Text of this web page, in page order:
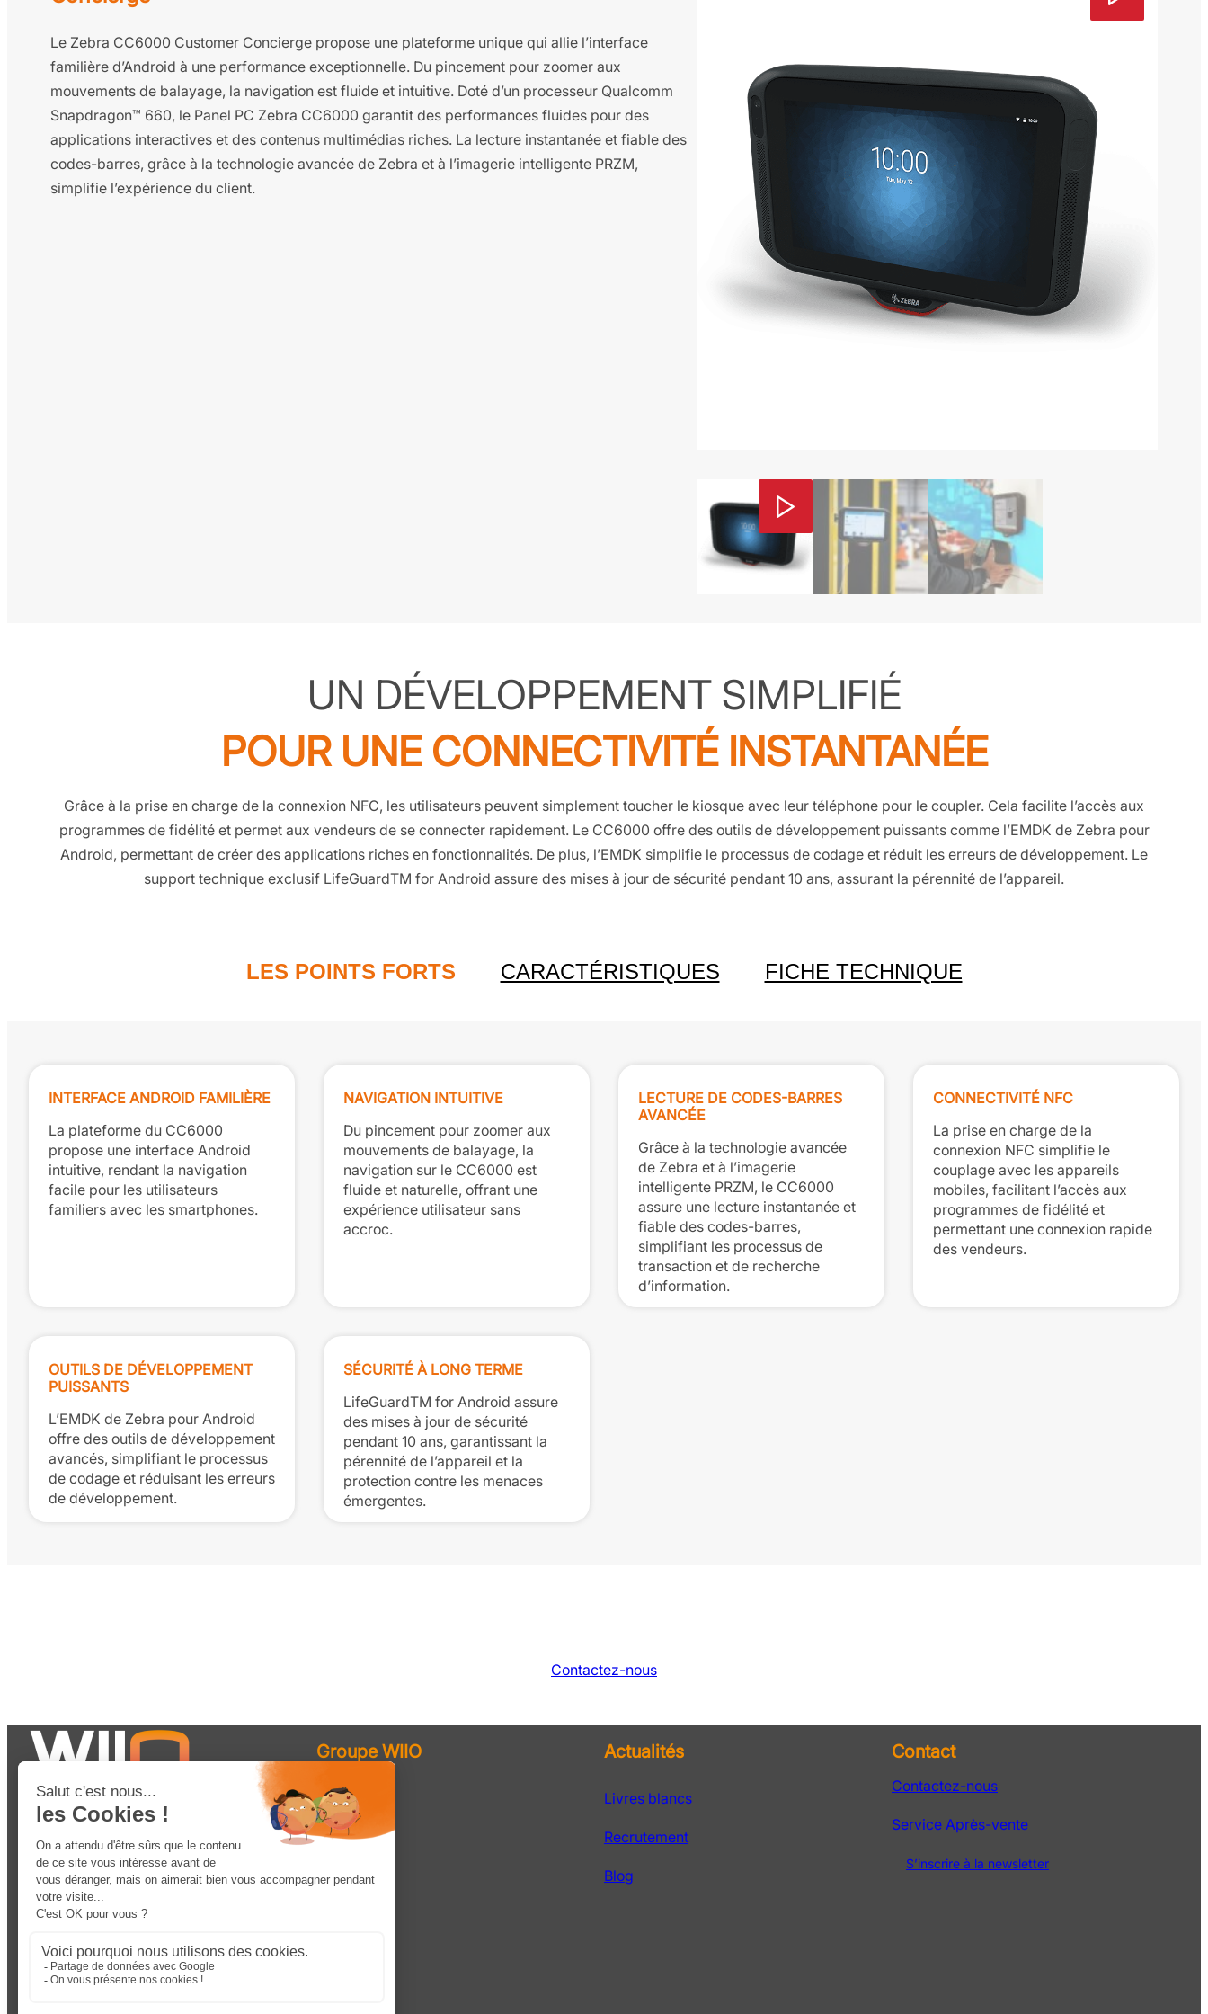
Le Zebra CC6000 Customer Concierge propose une plateforme unique qui allie l’interface
familière d’Android à une performance exceptionnelle. Du pincement pour zoomer aux
mouvements de balayage, la navigation est fluide et intuitive. Doté d’un processeur Qualcomm
Snapdragon™ 660, le Panel PC Zebra CC6000 garantit des performances fluides pour des
applications interactives et des contenus multimédias riches. La lecture instantanée et fiable des
codes-barres, grâce à la technologie avancée de Zebra et à l’imagerie intelligente PRZM,
simplifie l’expérience du client.
UN DÉVELOPPEMENT SIMPLIFIÉ
POUR UNE CONNECTIVITÉ INSTANTANÉE
Grâce à la prise en charge de la connexion NFC, les utilisateurs peuvent simplement toucher le kiosque avec leur téléphone pour le coupler. Cela facilite l’accès aux
programmes de fidélité et permet aux vendeurs de se connecter rapidement. Le CC6000 offre des outils de développement puissants comme l’EMDK de Zebra pour
Android, permettant de créer des applications riches en fonctionnalités. De plus, l’EMDK simplifie le processus de codage et réduit les erreurs de développement. Le
support technique exclusif LifeGuardTM for Android assure des mises à jour de sécurité pendant 10 ans, assurant la pérennité de l’appareil.
LES POINTS FORTS CARACTÉRISTIQUES FICHE TECHNIQUE
INTERFACE ANDROID FAMILIÈRE
La plateforme du CC6000
propose une interface Android
intuitive, rendant la navigation
facile pour les utilisateurs
familiers avec les smartphones.
NAVIGATION INTUITIVE
Du pincement pour zoomer aux
mouvements de balayage, la
navigation sur le CC6000 est
fluide et naturelle, offrant une
expérience utilisateur sans
accroc.
LECTURE DE CODES-BARRES
AVANCÉE
Grâce à la technologie avancée
de Zebra et à l’imagerie
intelligente PRZM, le CC6000
assure une lecture instantanée et
fiable des codes-barres,
simplifiant les processus de
transaction et de recherche
d’information.
CONNECTIVITÉ NFC
La prise en charge de la
connexion NFC simplifie le
couplage avec les appareils
mobiles, facilitant l’accès aux
programmes de fidélité et
permettant une connexion rapide
des vendeurs.
OUTILS DE DÉVELOPPEMENT
PUISSANTS
L’EMDK de Zebra pour Android
offre des outils de développement
avancés, simplifiant le processus
de codage et réduisant les erreurs
de développement.
SÉCURITÉ À LONG TERME
LifeGuardTM for Android assure
des mises à jour de sécurité
pendant 10 ans, garantissant la
pérennité de l’appareil et la
protection contre les menaces
émergentes.
Contactez-nous
Groupe WIIO
Robotique
Solutions
Matériel
Actualités
Livres blancs
Recrutement
Blog
Contact
Contactez-nous
Service Après-vente
S’inscrire à la newsletter